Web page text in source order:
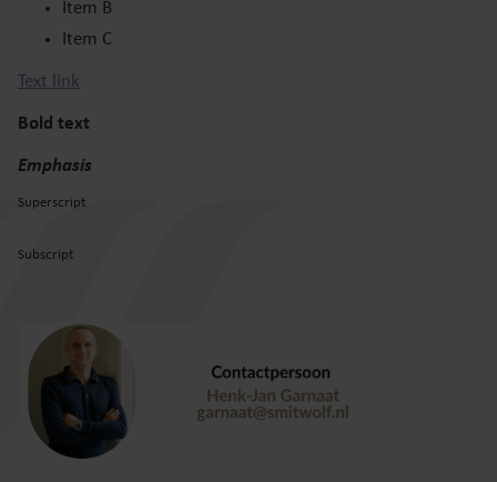
Item B
Item C
Text link
Bold text
Emphasis
Superscript
Subscript